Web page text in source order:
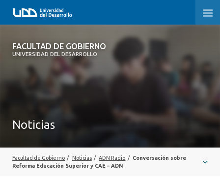
FACULTAD DE GOBIERNO
UNIVERSIDAD DEL DESARROLLO
FACULTAD DE GOBIERNO
EXTENSIÓN
Noticias
Facultad de Gobierno / Noticias / ADN Radio /
Conversación sobre
Reforma Educación Superior y CAE – ADN